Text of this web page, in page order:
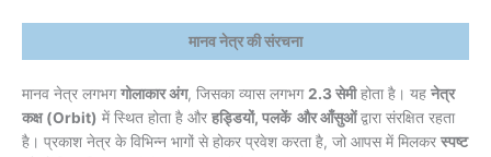
मानव नेत्र की संरचना
मानव नेत्र लगभगगोलाकार अंग, जिसका व्यास लगभग 2.3 सेमीहोता है। यह नेत्र
कक्ष (Orbit) में स्थित होता है और हड्डियों, पलकें और आँसुओंद्वारा संरक्षित रहता
है। प्रकाश नेत्र के विभिन्न भागों से होकर प्रवेश करता है, जो आपस में मिलकर स्पष्ट